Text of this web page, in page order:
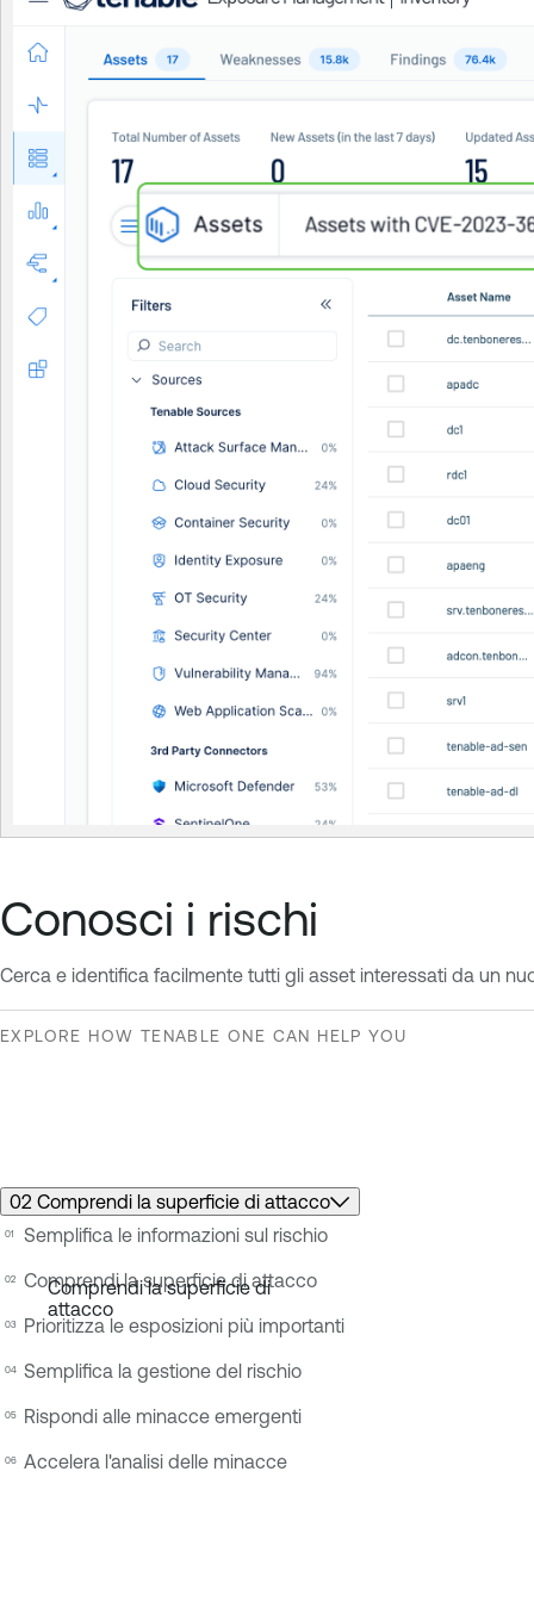
Conosci i rischi
Cerca e identifica facilmente tutti gli asset interessati da un
EXPLORE HOW TENABLE ONE CAN HELP YOU
02 Comprendi la superficie di attacco
Semplifica le informazioni sul rischio
Comprendi la superficie di attacco
Prioritizza le esposizioni più importanti
Semplifica la gestione del rischio
Rispondi alle minacce emergenti
Accelera l'analisi delle minacce